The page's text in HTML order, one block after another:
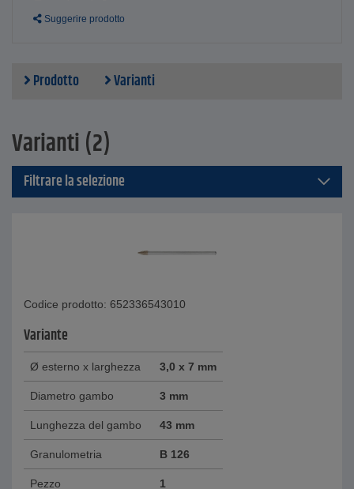
Diametro gambo - 3 e 6 mm
Suggerire prodotto
Prodotto Varianti
Varianti (2)
Filtrare la selezione
Codice prodotto: 652336543010
Variante
Ø esterno x larghezza 3,0 x 7 mm
Diametro gambo 3 mm
Lunghezza del gambo 43 mm
Granulometria B 126
Pezzo
1